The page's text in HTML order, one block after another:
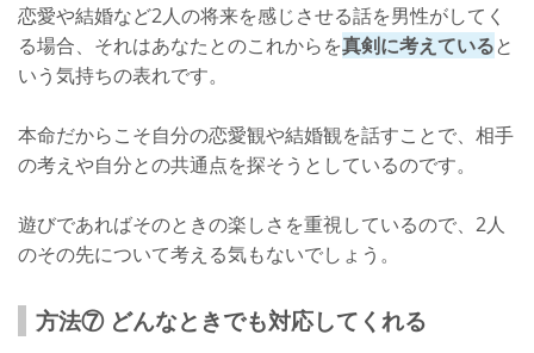
恋愛や結婚など2人の将来を感じさせる話を男性がしてく
る場合、それはあなたとのこれからを真剣に考えていると
いう気持ちの表れです。
本命だからこそ自分の恋愛観や結婚観を話すことで、相手
の考えや自分との共通点を探そうとしているのです。
遊びであればそのときの楽しさを重視しているので、2人
のその先について考える気もないでしょう。
方法⑦ どんなときでも対応してくれる